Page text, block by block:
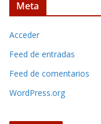
Meta
Acceder
Feed de entradas
Feed de comentarios
WordPress.org